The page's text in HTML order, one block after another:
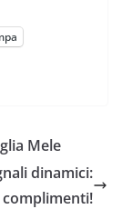
Mele
dinamici:
complimenti!